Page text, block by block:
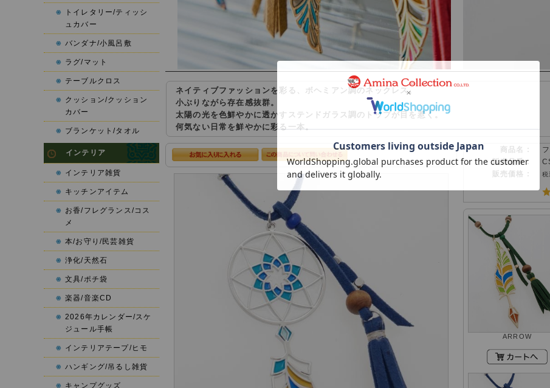
ネイティブファッションを彩る、ボヘミアン調のネックレス。
小ぶりながら存在感抜群。
太陽の光を色鮮やかに透かすステンドガラス調のトップが目を惹く。
何気ない日常を鮮やかに彩る一本。
商品名 :
販売品番 :
販売価格 :
ARROW
トイレタリー/ティッシ
ュカバー
バンダナ/小風呂敷
ラグ/マット
テーブルクロス
クッション/クッション
カバー
ブランケット/タオル
インテリア
インテリア雑貨
キッチンアイテム
お香/フレグランス/コス
メ
本/お守り/民芸雑貨
浄化/天然石
文具/ポチ袋
楽器/音楽CD
2026年カレンダー/スケ
ジュール手帳
インテリアテープ/ヒモ
ハンギング/吊るし雑貨
キャンプグッズ